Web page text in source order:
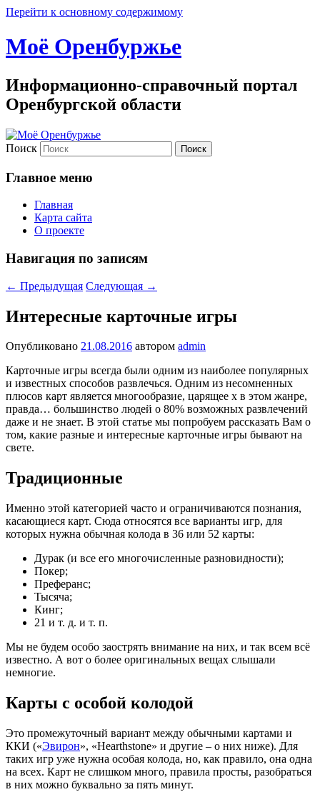
Перейти к основному содержимому
Моё Оренбуржье
Информационно-справочный портал
Оренбургской области
Поиск
Главное меню
Главная
Карта сайта
О проекте
Навигация по записям
← Предыдущая Следующая →
Интересные карточные игры
Опубликовано 21.08.2016 автором admin
Карточные игры всегда были одним из наиболее популярных
и известных способов развлечься. Одним из несомненных
плюсов карт является многообразие, царящее х в этом жанре,
правда… большинство людей о 80% возможных развлечений
даже и не знает. В этой статье мы попробуем рассказать Вам о
том, какие разные и интересные карточные игры бывают на
свете.
Традиционные
Именно этой категорией часто и ограничиваются познания,
касающиеся карт. Сюда относятся все варианты игр, для
которых нужна обычная колода в 36 или 52 карты:
Дурак (и все его многочисленные разновидности);
Покер;
Преферанс;
Тысяча;
Кинг;
21 и т. д. и т. п.
Мы не будем особо заострять внимание на них, и так всем всё
известно. А вот о более оригинальных вещах слышали
немногие.
Карты с особой колодой
Это промежуточный вариант между обычными картами и
ККИ («Эвирон», «Hearthstone» и другие – о них ниже). Для
таких игр уже нужна особая колода, но, как правило, она одна
на всех. Карт не слишком много, правила просты, разобраться
в них можно буквально за пять минут.